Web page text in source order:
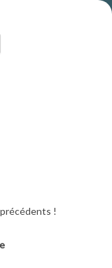
Aller
!